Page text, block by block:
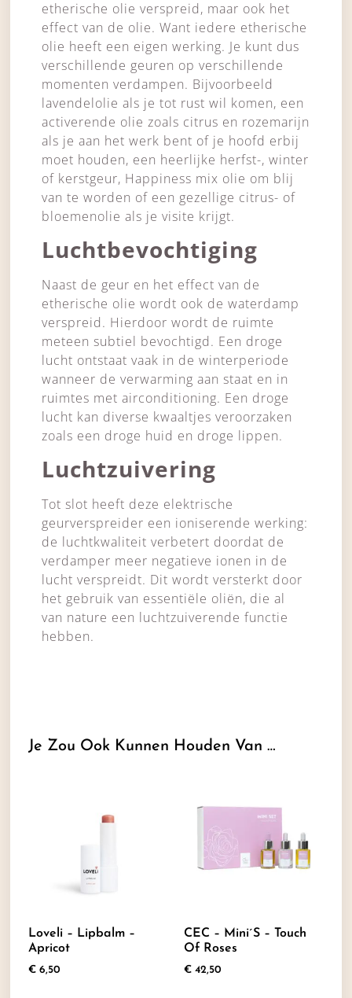
etherische olie verspreid, maar ook het
effect van de olie. Want iedere etherische
olie heeft een eigen werking. Je kunt dus
verschillende geuren op verschillende
momenten verdampen. Bijvoorbeeld
lavendelolie als je tot rust wil komen, een
activerende olie zoals citrus en rozemarijn
als je aan het werk bent of je hoofd erbij
moet houden, een heerlijke herfst-, winter
of kerstgeur, Happiness mix olie om blij
van te worden of een gezellige citrus- of
bloemenolie als je visite krijgt.
Luchtbevochtiging
Naast de geur en het effect van de
etherische olie wordt ook de waterdamp
verspreid. Hierdoor wordt de ruimte
meteen subtiel bevochtigd. Een droge
lucht ontstaat vaak in de winterperiode
wanneer de verwarming aan staat en in
ruimtes met airconditioning. Een droge
lucht kan diverse kwaaltjes veroorzaken
zoals een droge huid en droge lippen.
Luchtzuivering
Tot slot heeft deze elektrische
geurverspreider een ioniserende werking:
de luchtkwaliteit verbetert doordat de
verdamper meer negatieve ionen in de
lucht verspreidt. Dit wordt versterkt door
het gebruik van essentiële oliën, die al
van nature een luchtzuiverende functie
hebben.
Je Zou Ook Kunnen Houden Van …
Loveli – Lipbalm –
Apricot
€ 6,50
CEC – Mini´s – Touch
Of Roses
€ 42,50